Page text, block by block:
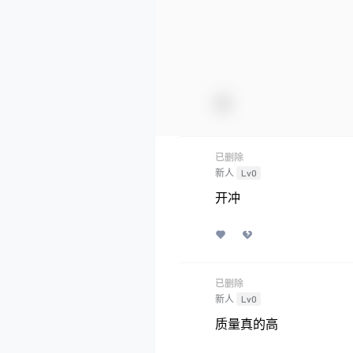
已删除
新人 Lv0
开冲
已删除
新人 Lv0
质量真的高